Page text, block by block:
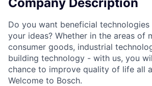
Do you want beneficial
your ideas? Whether in the areas of
consumer goods, industrial
building technology - with us, you
chance to improve quality of life all
Welcome to Bosch.